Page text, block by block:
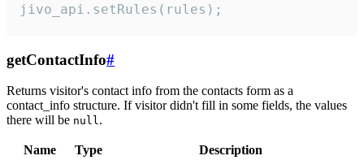
jivo_api.setRules(rules);
getContactInfo#
Returns visitor's contact info from the contacts form as a
contact_info structure. If visitor didn't fill in some fields, the values
there will be null.
Name Type
Description